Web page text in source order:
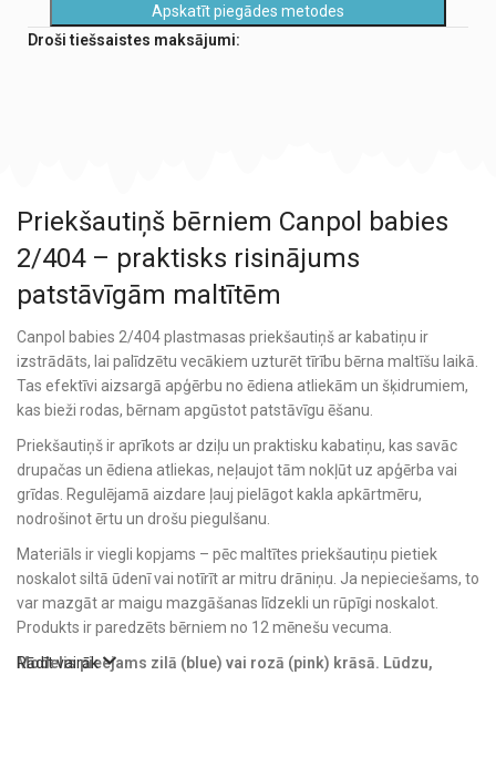
Apskatīt piegādes metodes
Droši tiešsaistes maksājumi:
Priekšautiņš bērniem Canpol babies
2/404 – praktisks risinājums
patstāvīgām maltītēm
Canpol babies 2/404 plastmasas priekšautiņš ar kabatiņu ir
izstrādāts, lai palīdzētu vecākiem uzturēt tīrību bērna maltīšu laikā.
Tas efektīvi aizsargā apģērbu no ēdiena atliekām un šķidrumiem,
kas bieži rodas, bērnam apgūstot patstāvīgu ēšanu.
Priekšautiņš ir aprīkots ar dziļu un praktisku kabatiņu, kas savāc
drupačas un ēdiena atliekas, neļaujot tām nokļūt uz apģērba vai
grīdas. Regulējamā aizdare ļauj pielāgot kakla apkārtmēru,
nodrošinot ērtu un drošu piegulšanu.
Materiāls ir viegli kopjams – pēc maltītes priekšautiņu pietiek
noskalot siltā ūdenī vai notīrīt ar mitru drāniņu. Ja nepieciešams, to
var mazgāt ar maigu mazgāšanas līdzekli un rūpīgi noskalot.
Produkts ir paredzēts bērniem no 12 mēnešu vecuma.
Modelis pieejams zilā (blue) vai rozā (pink) krāsā. Lūdzu,
Rādīt vairāk